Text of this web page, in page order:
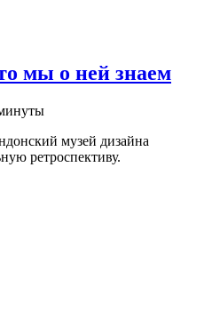
мы о ней знаем
музей дизайна
ретроспективу.